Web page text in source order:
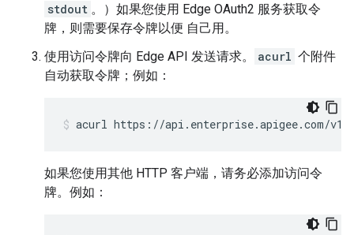
stdout 。）如果您使用 Edge OAuth2 服务获取令
牌，则需要保存令牌以便 自己用。
使用访问令牌向 Edge API 发送请求。
acurl 个附件
自动获取令牌；例如：
acurl https://api.enterprise.apigee.com/v1/
如果您使用其他 HTTP 客户端，请务必添加访问令
牌。例如：